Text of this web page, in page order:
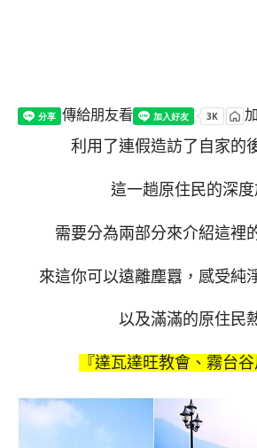
傳給朋友看
利用了連假造訪了自家的
這一趟原住民的深
需要分為兩部分來介紹這裡
來這你可以遠離塵囂，感受純
以及滿滿的原住民
『達瓦達旺教會、霧台谷